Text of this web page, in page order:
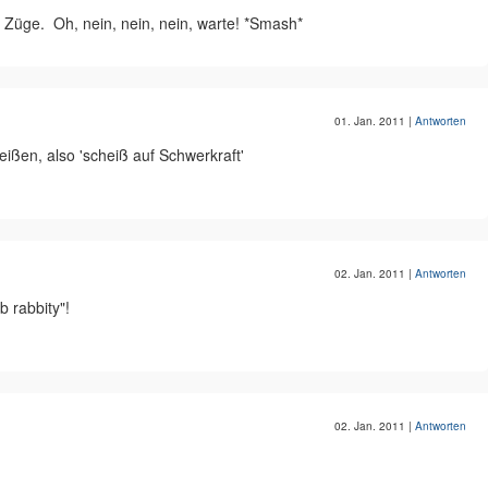
Züge.  Oh, nein, nein, nein, warte! *Smash*
01. Jan. 2011 | Antworten
also 'scheiß auf Schwerkraft'
02. Jan. 2011 | Antworten
rabbity"!
02. Jan. 2011 | Antworten